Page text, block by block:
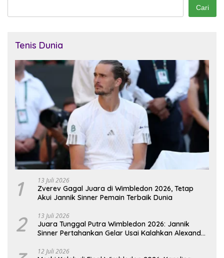
Cari
Tenis Dunia
1 13 Juli 2026
Zverev Gagal Juara di Wimbledon 2026, Tetap
Akui Jannik Sinner Pemain Terbaik Dunia
2 13 Juli 2026
Juara Tunggal Putra Wimbledon 2026: Jannik
Sinner Pertahankan Gelar Usai Kalahkan Alexander
12 Juli 2026